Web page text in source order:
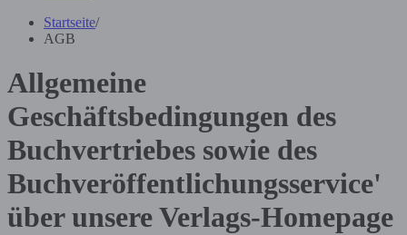
Startseite/
AGB
Allgemeine
Geschäftsbedingungen des
Buchvertriebes sowie des
Buchveröffentlichungsservice'
über unsere Verlags-Homepage